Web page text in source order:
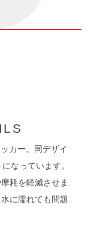
カー。同デザイ
なっています。
耗を軽減させま
に濡れても問題